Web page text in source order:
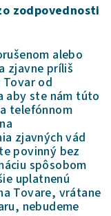
zodpovednosti
alebo
zjavne príliš
od
aby ste nám túto
telefónnom
zjavných vád
povinný bez
spôsobom
uplatnenú
Tovare, vrátane
nebudeme